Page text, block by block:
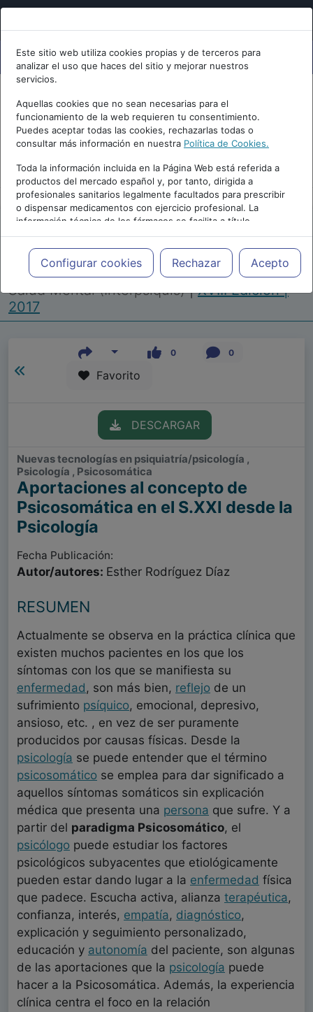
Este sitio web utiliza cookies propias y de terceros para
analizar el uso que haces del sitio y mejorar nuestros
servicios.
Aquellas cookies que no sean necesarias para el
funcionamiento de la web requieren tu consentimiento.
Puedes aceptar todas las cookies, rechazarlas todas o
consultar más información en nuestra Política de Cookies.
Toda la información incluida en la Página Web está referida a
productos del mercado español y, por tanto, dirigida a
profesionales sanitarios legalmente facultados para prescribir
o dispensar medicamentos con ejercicio profesional. La
información técnica de los fármacos se facilita a título
meramente informativo, siendo responsabilidad de los
profesionales facultados prescribir medicamentos y decidir, en
cada caso concreto, el tratamiento más adecuado a las
necesidades del paciente.
Configurar cookies Rechazar Acepto
Repositorio de Artículos |Congreso Virtual
Internacional de Psiquiatría, Psicología y
Salud Mental (Interpsiquis)|XVIII Edición |
2017
0 0
Favorito
DESCARGAR
Nuevas tecnologías en psiquiatría/psicología ,
Psicología , Psicosomática
Aportaciones al concepto de
Psicosomática en el S.XXI desde la
Psicología
Fecha Publicación:
Autor/autores: Esther Rodríguez Díaz
RESUMEN
Actualmente se observa en la práctica clínica que
existen muchos pacientes en los que los
síntomas con los que se manifiesta su
enfermedad, son más bien, reflejo de un
sufrimiento psíquico, emocional, depresivo,
ansioso, etc. , en vez de ser puramente
producidos por causas físicas. Desde la
psicología se puede entender que el término
psicosomático se emplea para dar significado a
aquellos síntomas somáticos sin explicación
médica que presenta una persona que sufre. Y a
partir del paradigma Psicosomático, el
psicólogo puede estudiar los factores
psicológicos subyacentes que etiológicamente
pueden estar dando lugar a la enfermedad física
que padece. Escucha activa, alianza terapéutica,
confianza, interés, empatía, diagnóstico,
explicación y seguimiento personalizado,
educación y autonomía del paciente, son algunas
de las aportaciones que la psicología puede
hacer a la Psicosomática. Además, la experiencia
clínica centra el foco en la relación